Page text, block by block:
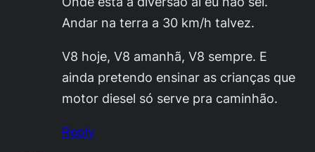
Andar na terra a 30 km/h talvez.
V8 hoje, V8 amanhã, V8 sempre. E
ainda pretendo ensinar as crianças que
motor diesel só serve pra caminhão.
Reply